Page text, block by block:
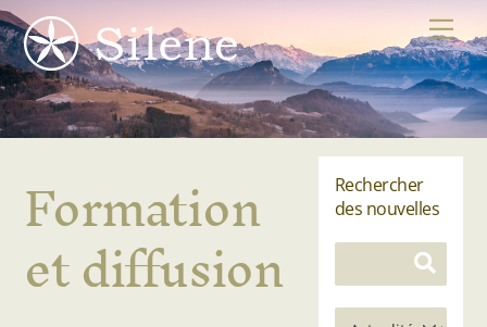
Skip
to
content
Formation
et diffusion
Rechercher
des nouvelles